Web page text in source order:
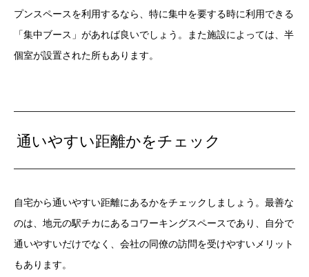
プンスペースを利用するなら、特に集中を要する時に利用できる
「集中ブース」があれば良いでしょう。また施設によっては、半
個室が設置された所もあります。
通いやすい距離かをチェック
自宅から通いやすい距離にあるかをチェックしましょう。最善な
のは、地元の駅チカにあるコワーキングスペースであり、自分で
通いやすいだけでなく、会社の同僚の訪問を受けやすいメリット
もあります。